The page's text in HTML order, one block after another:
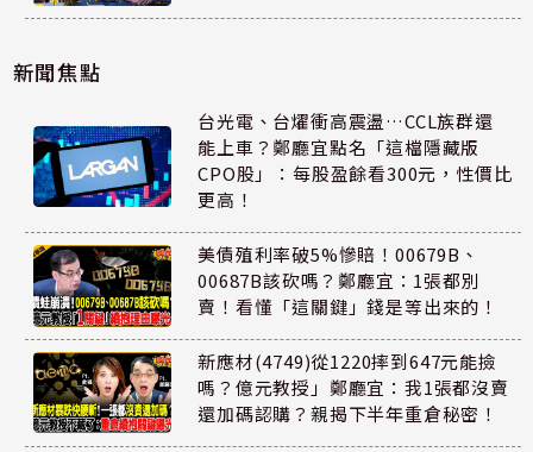
新聞焦點
台光電、台燿衝高震盪…CCL族群還
能上車？鄭廳宜點名「這檔隱藏版
CPO股」：每股盈餘看300元，性價比
更高！
美債殖利率破5%慘賠！00679B、
00687B該砍嗎？鄭廳宜：1張都別
賣！看懂「這關鍵」錢是等出來的！
新應材(4749)從1220摔到647元能撿
嗎？億元教授」鄭廳宜：我1張都沒賣
還加碼認購？親揭下半年重倉秘密！